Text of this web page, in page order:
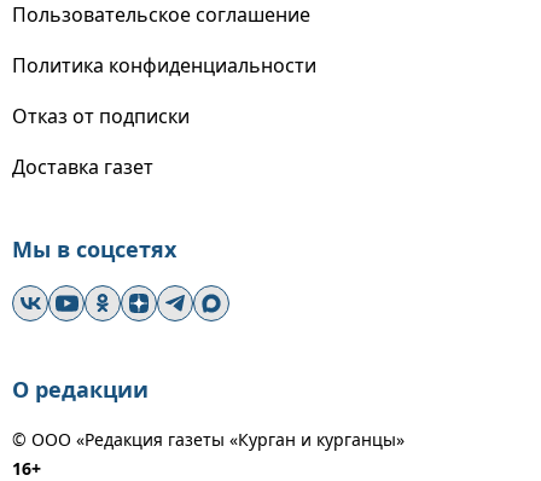
Пользовательское соглашение
Политика конфиденциальности
Отказ от подписки
Доставка газет
Мы в соцсетях
О редакции
© ООО «Редакция газеты «Курган и курганцы»
16+